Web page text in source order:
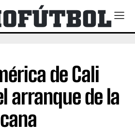
de Cali
arranque de la